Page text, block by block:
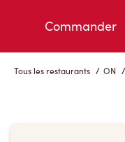
Commander
Tous les restaurants / ON /